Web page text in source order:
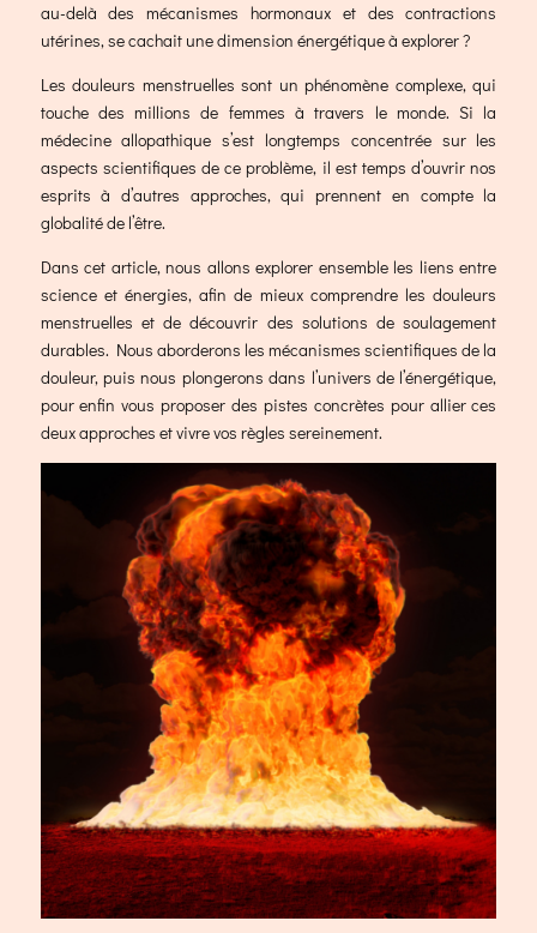
au-delà des mécanismes hormonaux et des contractions
utérines, se cachait une dimension énergétique à explorer ?
Les douleurs menstruelles sont un phénomène complexe, qui
touche des millions de femmes à travers le monde. Si la
médecine allopathique s’est longtemps concentrée sur les
aspects scientifiques de ce problème, il est temps d’ouvrir nos
esprits à d’autres approches, qui prennent en compte la
globalité de l’être.
Dans cet article, nous allons explorer ensemble les liens entre
science et énergies, afin de mieux comprendre les douleurs
menstruelles et de découvrir des solutions de soulagement
durables. Nous aborderons les mécanismes scientifiques de la
douleur, puis nous plongerons dans l’univers de l’énergétique,
pour enfin vous proposer des pistes concrètes pour allier ces
deux approches et vivre vos règles sereinement.